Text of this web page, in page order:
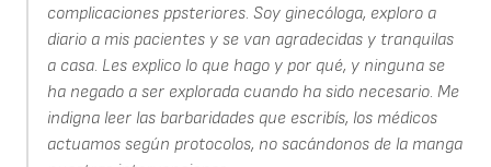
complicaciones ppsteriores. Soy ginecóloga, exploro a
diario a mis pacientes y se van agradecidas y tranquilas
a casa. Les explico lo que hago y por qué, y ninguna se
ha negado a ser explorada cuando ha sido necesario. Me
indigna leer las barbaridades que escribís, los médicos
actuamos según protocolos, no sacándonos de la manga